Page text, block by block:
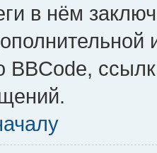
в нём
BBCode,